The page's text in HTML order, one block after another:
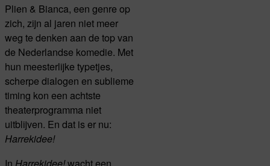
Plien & Bianca, een genre op
zich, zijn al jaren niet meer
weg te denken aan de top van
de Nederlandse komedie. Met
hun meesterlijke typetjes,
scherpe dialogen en sublieme
timing kon een achtste
theaterprogramma niet
uitblijven. En dat is er nu:
Harrekidee!